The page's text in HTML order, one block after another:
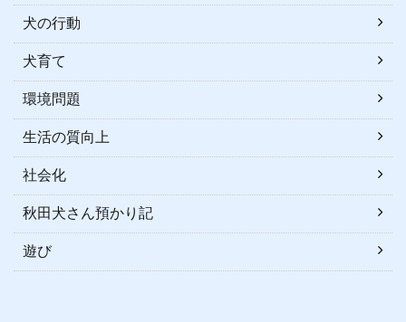
犬の行動
犬育て
環境問題
生活の質向上
社会化
秋田犬さん預かり記
遊び